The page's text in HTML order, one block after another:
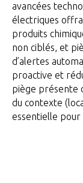
avancées
électriques
produits
non ciblés, et
d’alertes
proactive et
piège présente
du contexte
essentielle